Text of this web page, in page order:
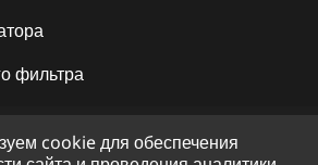
фильтра
сайт "ChipLogic"
cookie для обеспечения